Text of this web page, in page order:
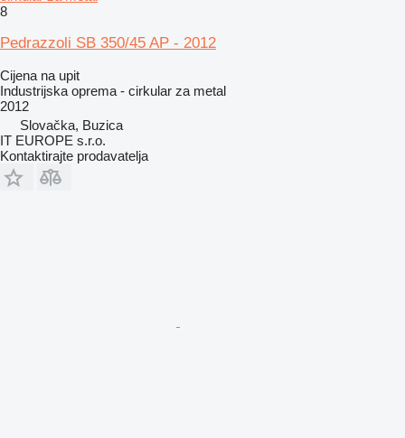
8
Pedrazzoli SB 350/45 AP - 2012
Cijena na upit
Industrijska oprema - cirkular za metal
2012
Slovačka, Buzica
IT EUROPE s.r.o.
Kontaktirajte prodavatelja